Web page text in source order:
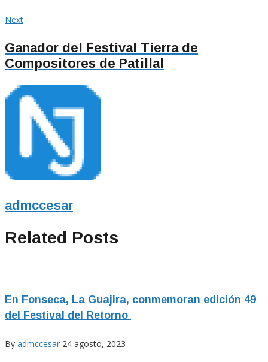
NextNext
Ganador del Festival Tierra de
Compositores de Patillal
admccesar
Related Posts
En Fonseca, La Guajira, conmemoran edición 49
del Festival del Retorno
By admccesar 24 agosto, 2023